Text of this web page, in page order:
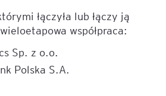
łączyła lub łączy ją
współpraca:
Sp. z o.o.
Polska S.A.